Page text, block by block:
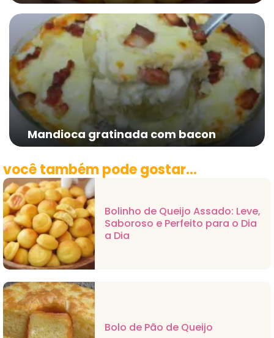
Mandioca gratinada com bacon
você também pode gostar...
Bolinho de Queijo Assado: Leve,
Saboroso e Perfeito para o Dia
a Dia
Bolo de Pão de Queijo